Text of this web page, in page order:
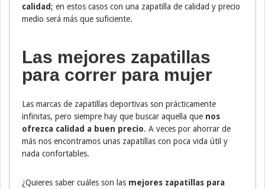
calidad ; en estos casos con una zapatilla de calidad y precio
medio será más que suficiente.
Las mejores zapatillas
para correr para mujer
Las marcas de zapatillas deportivas son prácticamente
infinitas, pero siempre hay que buscar aquella que nos
ofrezca calidad a buen precio. A veces por ahorrar de
más nos encontramos unas zapatillas con poca vida útil y
nada confortables.
¿Quieres saber cuáles son las mejores zapatillas para